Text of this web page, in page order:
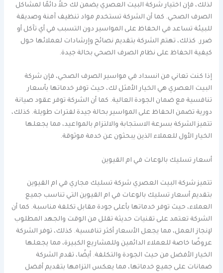
لذلك، فإن اختيار شركة البيت العصري يضمن لك حلاً دائمًا لمشاكل
الصرف الصحي. كما أن الشركة تستخدم مواد تنظيف آمنة وصديقة
للبيئة تساعد في الحفاظ على المواسير دون التسبب في أي تآكل أو
ضرر. كذلك، تهتم الشركة بتقديم نصائح وإرشادات لعملائها حول
كيفية الحفاظ على نظام الصرف الصحي بحالة جيدة.
إذا كنت تعاني من انسداد في مواسير الصرف الصحي، فإن شركة
البيت العصري هي الخيار الأمثل لك، حيث توفر خدماتها بأسعار
تنافسية مع ضمان الجودة العالية. كما أن الشركة توفر عقود صيانة
دورية تضمن الحفاظ على المواسير بحالة جيدة لفترات طويلة. كذلك،
تتميز الشركة بسرعة الاستجابة والالتزام بالمواعيد، مما يجعلها
الخيار الأول للعملاء الذين يبحثون عن خدمة موثوقة.
أسعار تسليك بالوعات في ام القيوين
تتميز شركة البيت العصري شركة تسليك مجاري في ام القيوين
بتقديم أسعار تسليك بالوعات في ام القيوين التي تناسب جميع
العملاء، حيث توفر خدماتها بأعلى جودة مقابل تكلفة مناسبة. كما أن
الشركة تعتمد على تقنيات حديثة تقلل من الوقت والجهد المطلوب
لإنجاز العمل، مما يجعل الأسعار أكثر تنافسية. كذلك، توفر الشركة
عروضًا خاصة للعملاء الدائمين وللمشاريع الكبيرة، مما يجعلها
الخيار الأفضل من حيث الجودة والتكلفة. أيضًا، تقدم الشركة
ضمانات على جميع خدماتها، مما يعكس التزامها بتقديم أفضل